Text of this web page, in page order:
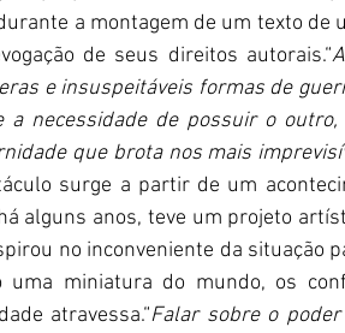
a montagem de um texto de
de seus direitos autorais.“
e insuspeitáveis formas de
a necessidade de possuir o
que brota nos mais
surge a partir de um
alguns anos, teve um projeto
no inconveniente da situação
uma miniatura do mundo, os
atravessa.“Falar sobre o